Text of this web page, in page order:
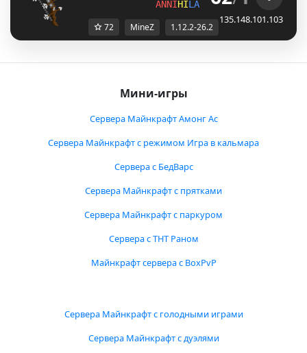
ANNIHILATI ON ✦ Mine
135.148.101.103
72 MineZ 1.12.2-26.2
Мини-игры
Сервера Майнкрафт Амонг Ас
Сервера Майнкрафт с режимом Игра в кальмара
Сервера с БедВарс
Сервера Майнкрафт с прятками
Сервера Майнкрафт с паркуром
Сервера с ТНТ Раном
Майнкрафт сервера с BoxPvP
Сервера Майнкрафт с голодными играми
Сервера Майнкрафт с дуэлями